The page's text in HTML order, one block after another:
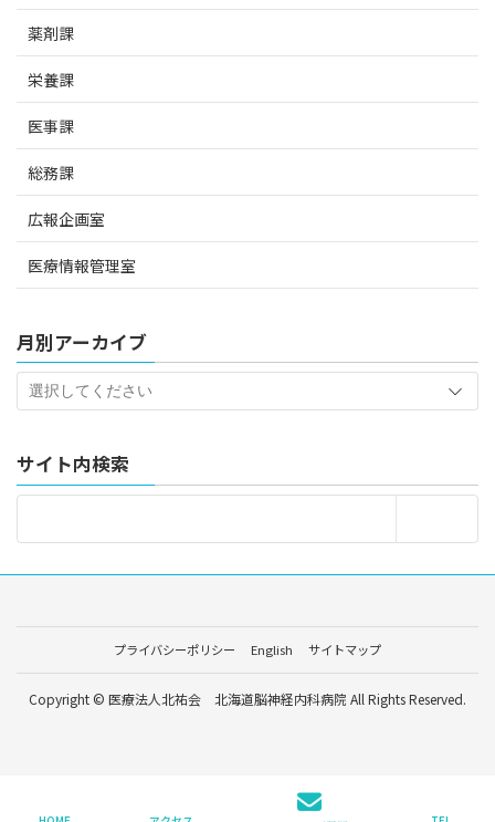
薬剤課
栄養課
医事課
総務課
広報企画室
医療情報管理室
月別アーカイブ
サイト内検索
プライバシーポリシー English サイトマップ
Copyright © 医療法人北祐会 北海道脳神経内科病院 All Rights Reserved.